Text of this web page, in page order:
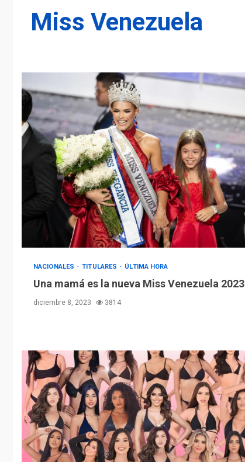
Miss Venezuela
NACIONALES TITULARES ÚLTIMA HORA
Una mamá es la nueva Miss Venezuela 2023
diciembre 8, 2023 3814